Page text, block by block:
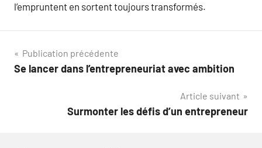
l’empruntent en sortent toujours transformés.
Navigation
de
Publication précédente
Se lancer dans l’entrepreneuriat avec ambition
Article suivant
Surmonter les défis d’un entrepreneur